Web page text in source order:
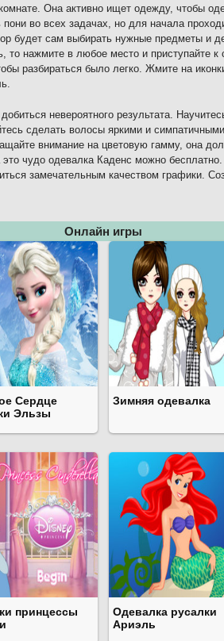
Она активно ищет одежду, чтобы
во всех задачах, но для начала
будет сам выбирать нужные предметы и
то нажмите в любое место и приступайте
разбираться было легко. Жмите на
невероятного результата.
сделать волосы яркими и
внимание на цветовую гамму, она
чудо одевалка Каденс можно бесплатно.
замечательным качеством графики.
Онлайн игры
Сердце
Эльзы
Зимняя одевалка
принцессы
Одевалка русалки
Ариэль